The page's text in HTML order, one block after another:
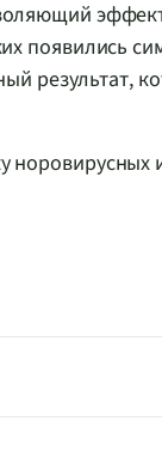
появились
результат,
норовирусных